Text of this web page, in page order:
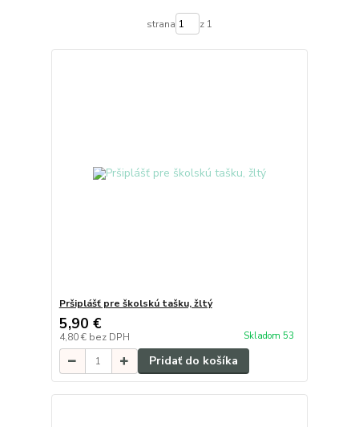
strana z 1
Pršiplášť pre školskú tašku, žltý
5,90 €
4,80 € bez DPH Skladom 53
Pridať do košíka